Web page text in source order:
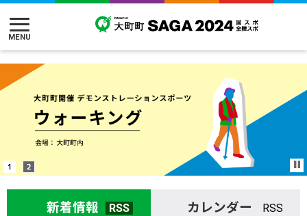
新着情報 RSS カレンダー RSS